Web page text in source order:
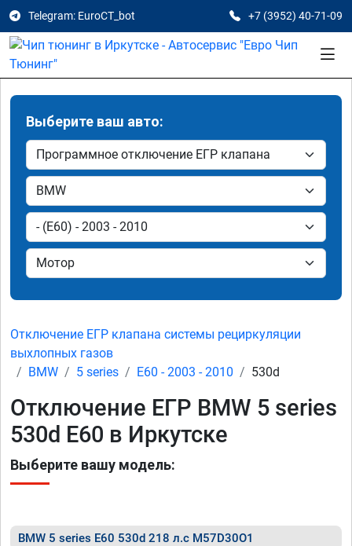
Telegram: EuroCT_bot +7 (3952) 40-71-09
Выберите ваш авто:
Отключение ЕГР клапана системы рециркуляции
выхлопных газов
BMW
5 series E60 - 2003 - 2010 530d
Отключение ЕГР BMW 5 series
530d E60 в Иркутске
Выберите вашу модель:
BMW 5 series E60 530d 218 л.с M57D30O1